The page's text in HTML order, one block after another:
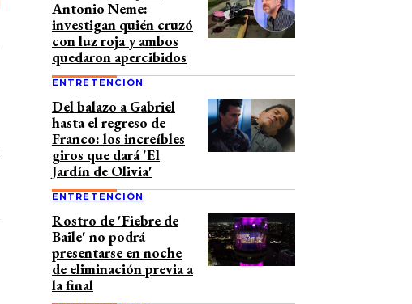
Antonio Neme:
investigan quién cruzó
con luz roja y ambos
quedaron apercibidos
ENTRETENCIÓN
Del balazo a Gabriel
hasta el regreso de
Franco: los increíbles
giros que dará 'El
Jardín de Olivia'
ENTRETENCIÓN
Rostro de 'Fiebre de
Baile' no podrá
presentarse en noche
de eliminación previa a
la final